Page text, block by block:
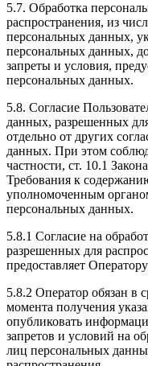
5.7. Обработка
распространения, из
персональных данных,
персональных данных,
запреты и условия,
персональных данных.
5.8. Согласие
данных, разрешенных
отдельно от других
данных. При этом
частности, ст. 10.1
Требования к
уполномоченным
персональных данных.
5.8.1 Согласие на
разрешенных для
предоставляет
5.8.2 Оператор обязан в
момента получения
опубликовать
запретов и условий на
лиц персональных